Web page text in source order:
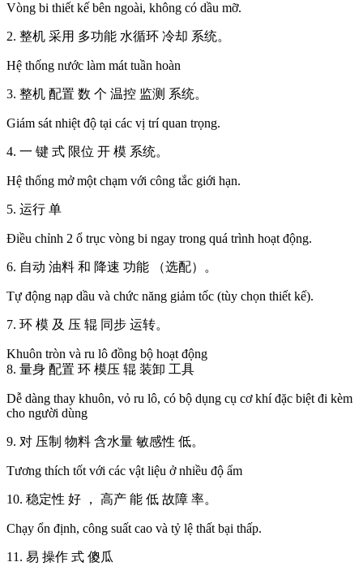
Vòng bi thiết kế bên ngoài, không có dầu mỡ.
2. 整机 采用 多功能 水循环 冷却 系统。
Hệ thống nước làm mát tuần hoàn
3. 整机 配置 数 个 温控 监测 系统。
Giám sát nhiệt độ tại các vị trí quan trọng.
4. 一 键 式 限位 开 模 系统。
Hệ thống mở một chạm với công tắc giới hạn.
5. 运行 单
Điều chỉnh 2 ổ trục vòng bi ngay trong quá trình hoạt động.
6. 自动 油料 和 降速 功能 （选配）。
Tự động nạp dầu và chức năng giảm tốc (tùy chọn thiết kế).
7. 环 模 及 压 辊 同步 运转。
Khuôn tròn và ru lô đồng bộ hoạt động
8. 量身 配置 环 模压 辊 装卸 工具
Dễ dàng thay khuôn, vỏ ru lô, có bộ dụng cụ cơ khí đặc biệt đi kèm
cho người dùng
9. 对 压制 物料 含水量 敏感性 低。
Tương thích tốt với các vật liệu ở nhiều độ ẩm
10. 稳定性 好 ， 高产 能 低 故障 率。
Chạy ổn định, công suất cao và tỷ lệ thất bại thấp.
11. 易 操作 式 傻瓜